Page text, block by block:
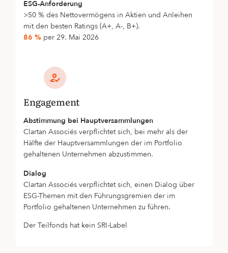
ESG-Anforderung
>50 % des Nettovermögens in Aktien und Anleihen
mit den besten Ratings (A+, A-, B+).
86 % per 29. Mai 2026
Engagement
Abstimmung bei Hauptversammlungen
Clartan Associés verpflichtet sich, bei mehr als der
Hälfte der Hauptversammlungen der im Portfolio
gehaltenen Unternehmen abzustimmen.
Dialog
Clartan Associés verpflichtet sich, einen Dialog über
ESG-Themen mit den Führungsgremien der im
Portfolio gehaltenen Unternehmen zu führen.
Der Teilfonds hat kein SRI-Label